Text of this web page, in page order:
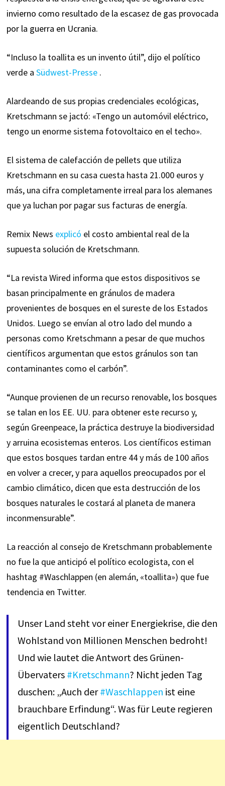
invierno como resultado de la escasez de gas provocada
por la guerra en Ucrania.
“Incluso la toallita es un invento útil”, dijo el político
verde a Südwest-Presse.
Alardeando de sus propias credenciales ecológicas,
Kretschmann se jactó: «Tengo un automóvil eléctrico,
tengo un enorme sistema fotovoltaico en el techo».
El sistema de calefacción de pellets que utiliza
Kretschmann en su casa cuesta hasta 21.000 euros y
más, una cifra completamente irreal para los alemanes
que ya luchan por pagar sus facturas de energía.
Remix News explicó el costo ambiental real de la
supuesta solución de Kretschmann.
“La revista Wired informa que estos dispositivos se
basan principalmente en gránulos de madera
provenientes de bosques en el sureste de los Estados
Unidos. Luego se envían al otro lado del mundo a
personas como Kretschmann a pesar de que muchos
científicos argumentan que estos gránulos son tan
contaminantes como el carbón”.
“Aunque provienen de un recurso renovable, los bosques
se talan en los EE. UU. para obtener este recurso y,
según Greenpeace, la práctica destruye la biodiversidad
y arruina ecosistemas enteros. Los científicos estiman
que estos bosques tardan entre 44 y más de 100 años
en volver a crecer, y para aquellos preocupados por el
cambio climático, dicen que esta destrucción de los
bosques naturales le costará al planeta de manera
inconmensurable”.
La reacción al consejo de Kretschmann probablemente
no fue la que anticipó el político ecologista, con el
hashtag #Waschlappen (en alemán, «toallita») que fue
tendencia en Twitter.
Unser Land steht vor einer Energiekrise, die den
Wohlstand von Millionen Menschen bedroht!
Und wie lautet die Antwort des Grünen-
Übervaters #Kretschmann? Nicht jeden Tag
duschen: „Auch der#Waschlappen ist eine
brauchbare Erfindung“. Was für Leute regieren
eigentlich Deutschland?